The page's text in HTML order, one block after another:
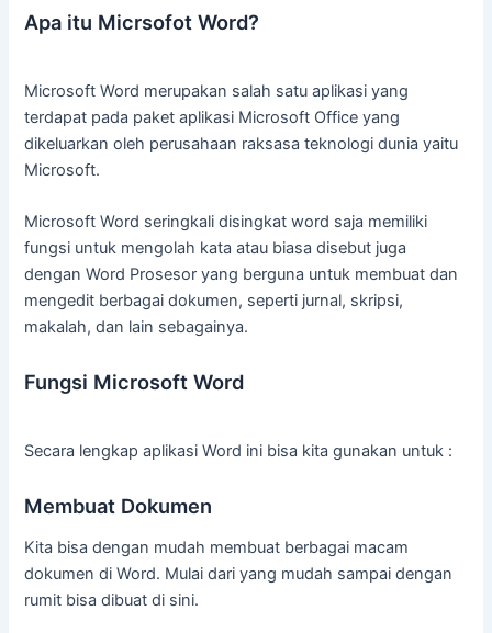
Apa itu Micrsofot Word?
Microsoft Word merupakan salah satu aplikasi yang
terdapat pada paket aplikasi Microsoft Office yang
dikeluarkan oleh perusahaan raksasa teknologi dunia yaitu
Microsoft.
Microsoft Word seringkali disingkat word saja memiliki
fungsi untuk mengolah kata atau biasa disebut juga
dengan Word Prosesor yang berguna untuk membuat dan
mengedit berbagai dokumen, seperti jurnal, skripsi,
makalah, dan lain sebagainya.
Fungsi Microsoft Word
Secara lengkap aplikasi Word ini bisa kita gunakan untuk :
Membuat Dokumen
Kita bisa dengan mudah membuat berbagai macam
dokumen di Word. Mulai dari yang mudah sampai dengan
rumit bisa dibuat di sini.